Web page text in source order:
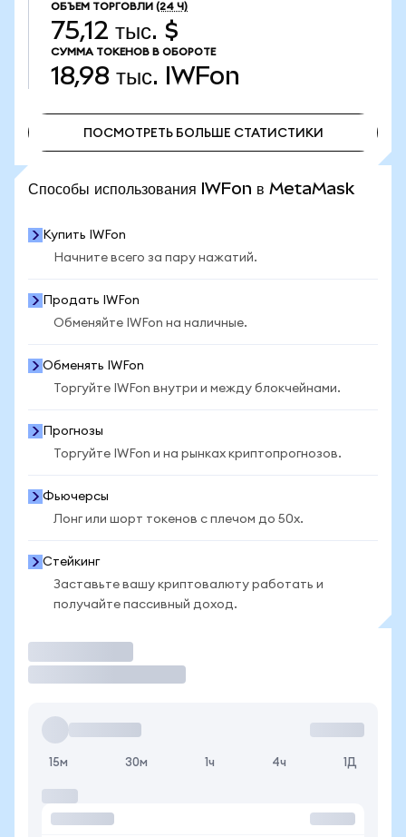
ОБЪЕМ ТОРГОВЛИ (24 Ч)
75,12 тыс. $
СУММА ТОКЕНОВ В ОБОРОТЕ
18,98 тыс. IWFon
ПОСМОТРЕТЬ БОЛЬШЕ СТАТИСТИКИ
Способы использования IWFon в MetaMask
Купить IWFon
Начните всего за пару нажатий.
Продать IWFon
Обменяйте IWFon на наличные.
Обменять IWFon
Торгуйте IWFon внутри и между блокчейнами.
Прогнозы
Торгуйте IWFon и на рынках криптопрогнозов.
Фьючерсы
Лонг или шорт токенов с плечом до 50x.
Стейкинг
Заставьте вашу криптовалюту работать и
получайте пассивный доход.
15м 30м 1ч 4ч 1Д